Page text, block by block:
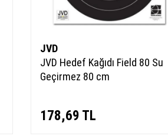
JVD
JVD Hedef Kağıdı Field 80 Su
Geçirmez 80 cm
178,69 TL